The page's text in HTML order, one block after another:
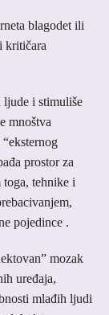
blagodet ili
kritičara
ljude i stimuliše
mnoštva
prostor za
toga, tehnike i
pojedince .
mozak
uređaja,
mlađih ljudi